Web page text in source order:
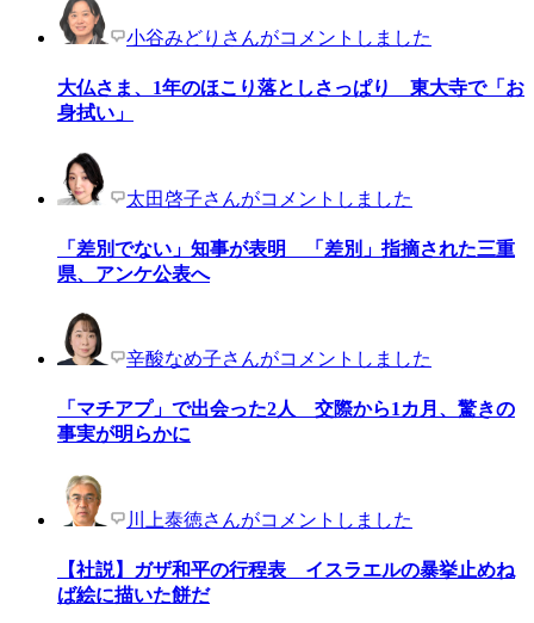
小谷みどりさんがコメントしました
大仏さま、1年のほこり落としさっぱり 東大寺で「お
身拭い」
太田啓子さんがコメントしました
「差別でない」知事が表明 「差別」指摘された三重
県、アンケ公表へ
辛酸なめ子さんがコメントしました
「マチアプ」で出会った2人 交際から1カ月、驚きの
事実が明らかに
川上泰徳さんがコメントしました
【社説】ガザ和平の行程表 イスラエルの暴挙止めね
ば絵に描いた餅だ